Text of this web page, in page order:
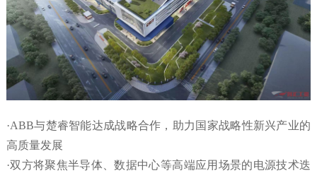
·ABB与楚睿智能达成战略合作，助力国家战略性新兴产业的
高质量发展
·双方将聚焦半导体、数据中心等高端应用场景的电源技术迭